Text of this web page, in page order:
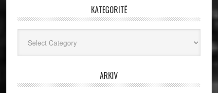
KATEGORITË
ARKIV